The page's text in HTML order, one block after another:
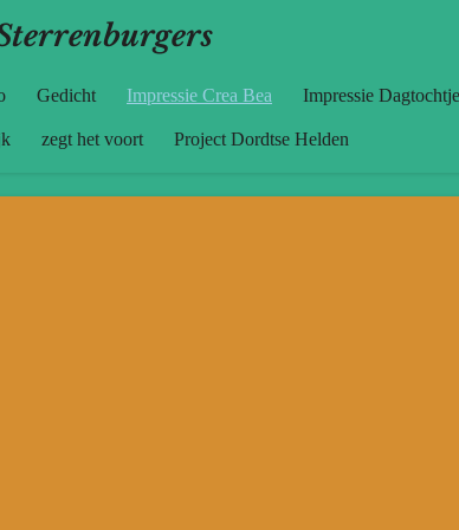
Gedicht Impressie Crea Bea Impressie
zegt het voort Project Dordtse Helden